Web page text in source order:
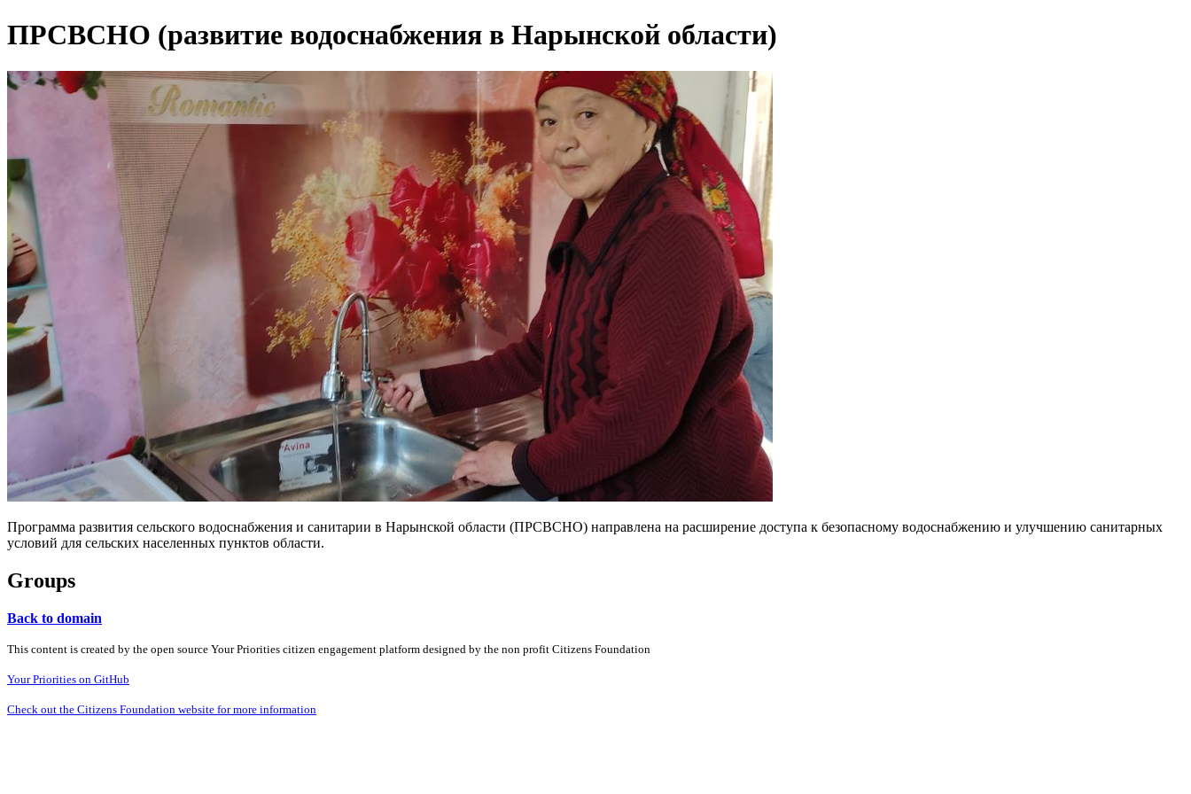
ПРСВСНО (развитие водоснабжения в Нарынской области)
Программа развития сельского водоснабжения и санитарии в Нарынской области (ПРСВСНО) направлена на расширение доступа к безопасному водоснабжению и улучшению санитарных
условий для сельских населенных пунктов области.
Groups
Back to domain
This content is created by the open source Your Priorities citizen engagement platform designed by the non profit Citizens Foundation
Your Priorities on GitHub
Check out the Citizens Foundation website for more information